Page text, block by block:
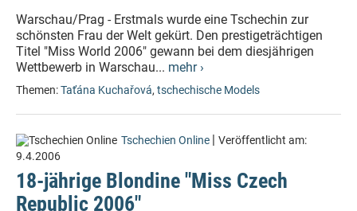
Warschau/Prag - Erstmals wurde eine Tschechin zur
schönsten Frau der Welt gekürt. Den prestigeträchtigen
Titel "Miss World 2006" gewann bei dem diesjährigen
Wettbewerb in Warschau... mehr ›
Themen:Taťána Kuchařová, tschechische Models
Tschechien Online | Veröffentlicht am:
9.4.2006
18-jährige Blondine "Miss Czech
Republic 2006"